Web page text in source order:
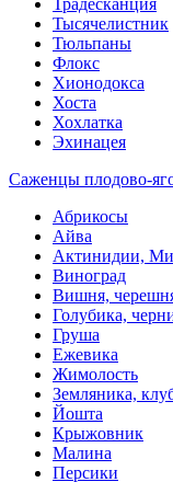
Традесканция
Тысячелистник
Тюльпаны
Флокс
Хионодокса
Хоста
Хохлатка
Эхинацея
Саженцы плодово-
Абрикосы
Айва
Актинидии,
Виноград
Вишня,
Голубика,
Груша
Ежевика
Жимолость
Земляника,
Йошта
Крыжовник
Малина
Персики